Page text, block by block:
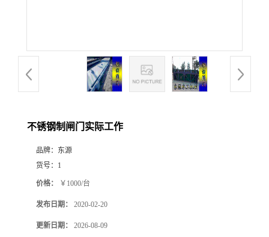
不锈钢制闸门实际工作
品牌： 东源
货号： 1
价格： ￥1000/台
发布日期： 2020-02-20
更新日期： 2026-08-09